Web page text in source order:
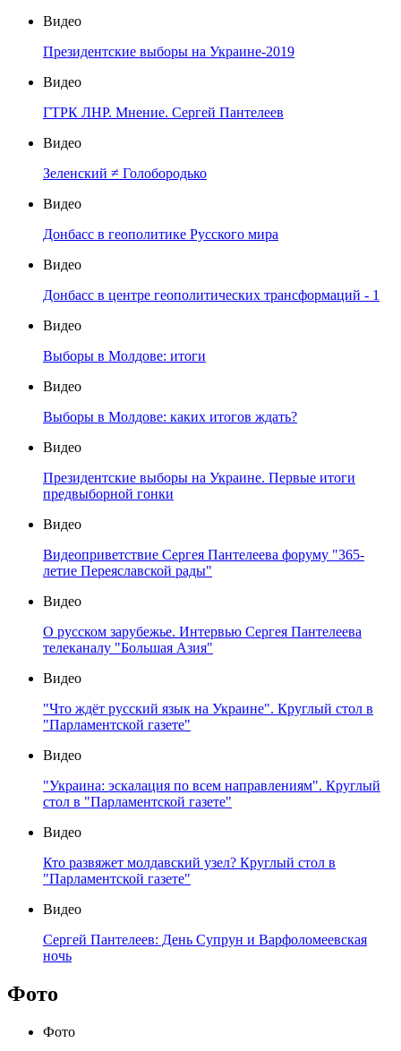
Видео
Президентские выборы на Украине-2019
Видео
ГТРК ЛНР. Мнение. Сергей Пантелеев
Видео
Зеленский ≠ Голобородько
Видео
Донбасс в геополитике Русского мира
Видео
Донбасс в центре геополитических трансформаций - 1
Видео
Выборы в Молдове: итоги
Видео
Выборы в Молдове: каких итогов ждать?
Видео
Президентские выборы на Украине. Первые итоги
предвыборной гонки
Видео
Видеоприветствие Сергея Пантелеева форуму "365-
летие Переяславской рады"
Видео
О русском зарубежье. Интервью Сергея Пантелеева
телеканалу "Большая Азия"
Видео
"Что ждёт русский язык на Украине". Круглый стол в
"Парламентской газете"
Видео
"Украина: эскалация по всем направлениям". Круглый
стол в "Парламентской газете"
Видео
Кто развяжет молдавский узел? Круглый стол в
"Парламентской газете"
Видео
Сергей Пантелеев: День Супрун и Варфоломеевская
ночь
Фото
Фото